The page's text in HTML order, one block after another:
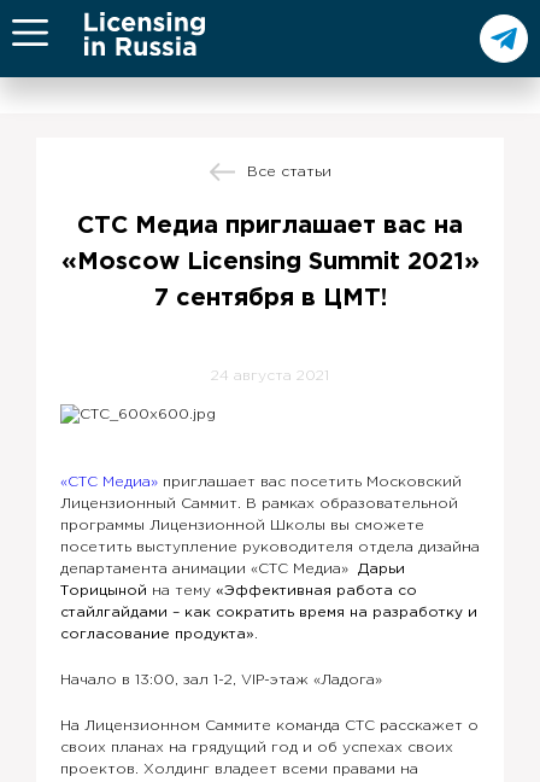
Все статьи
СТС Медиа приглашает вас на
«Moscow Licensing Summit 2021»
7 сентября в ЦМТ!
24 августа 2021
«СТС Медиа» приглашает вас посетить Московский
Лицензионный Саммит. В рамках образовательной
программы Лицензионной Школы вы сможете
посетить выступление руководителя отдела дизайна
департамента анимации «СТС Медиа» Дарьи
Торицыной на тему «Эффективная работа со
стайлгайдами – как сократить время на разработку и
согласование продукта»
Начало в 13:00, зал 1-2, VIP-этаж «Ладога»
На Лицензионном Саммите команда СТС расскажет о
своих планах на грядущий год и об успехах своих
проектов. Холдинг владеет всеми правами на